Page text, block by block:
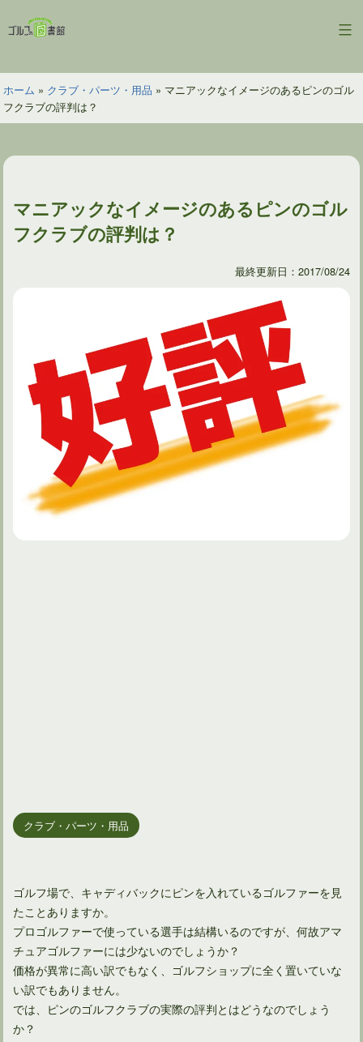
ン
ツ
へ
ス
ッ
ゴ
フ
の
図
ホーム » クラブ・パーツ・用品 » マニアックなイメージのあるピンのゴル
フクラブの評判は？
マニアックなイメージのあるピンのゴル
フクラブの評判は？
最終更新日：2017/08/24
クラブ・パーツ・用品
ゴルフ場で、キャディバックにピンを入れているゴルファーを見
たことありますか。
プロゴルファーで使っている選手は結構いるのですが、何故アマ
チュアゴルファーには少ないのでしょうか？
価格が異常に高い訳でもなく、ゴルフショップに全く置いていな
い訳でもありません。
では、ピンのゴルフクラブの実際の評判とはどうなのでしょう
か？